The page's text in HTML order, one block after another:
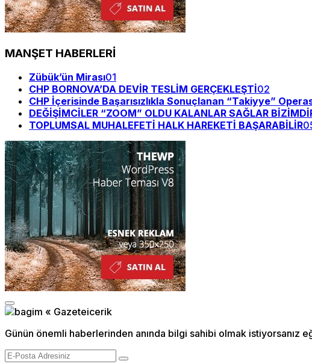
MANŞET HABERLERİ
Zübük’ün Mirası01
CHP BORNOVA’DA DEVİR TESLİM GERÇEKLEŞTİ02
CHP İçerisinde Başarısızlıkla Sonuçlanan “Takiyye”
DEĞİŞİMCİLER “ZOOM” OLDU KALANLAR SAĞLAR
TOPLUMSAL MUHALEFETİ HALK HAREKETİ BAŞARABİLİR
Günün önemli haberlerinden anında bilgi sahibi olmak istiyorsanız